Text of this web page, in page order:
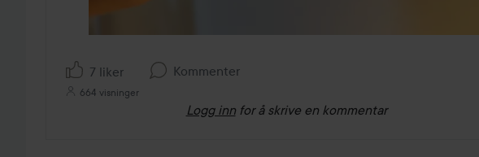
7 liker Kommenter
664 visninger
Logg inn for å skrive en kommentar